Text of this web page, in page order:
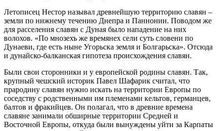
Летописец Нестор называл древнейшую территорию славян –
земли по нижнему течению Днепра и Паннонии. Поводом же
для расселения славян с Дуная было нападение на них
волохов. «По мнозехъ же времянех сели суть словени по
Дунаеви, где есть ныне Угорьска земля и Болгарьска». Отсюда
и дунайско-балканская гипотеза происхождения славян.
Были свои сторонники и у европейской родины славян. Так,
крупный чешский историк Павел Шафарик считал, что
прародину славян нужно искать на территории Европы по
соседству с родственными им племенами кельтов, германцев,
балтов и фракийцев. Он полагал, что в древние времена
славяне занимали обширные территории Средней и
Восточной Европы, откуда были вынуждены уйти за Карпаты